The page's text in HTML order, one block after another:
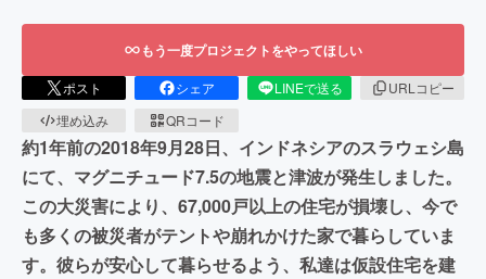
もう一度プロジェクトをやってほしい
ポスト シェア LINEで送る
URLコピー
埋め込み
QRコード
約1年前の2018年9月28日、インドネシアのスラウェシ島
にて、マグニチュード7.5の地震と津波が発生しました。
この大災害により、67,000戸以上の住宅が損壊し、今で
も多くの被災者がテントや崩れかけた家で暮らしていま
す。彼らが安心して暮らせるよう、私達は仮設住宅を建